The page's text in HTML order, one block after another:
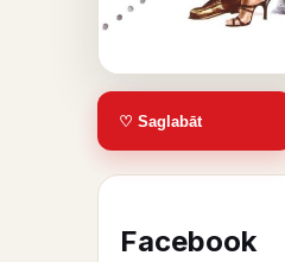
♡ Saglabāt
Facebook